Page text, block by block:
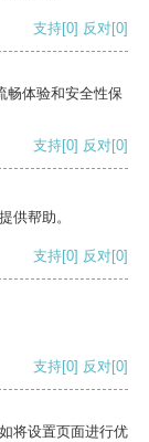
支持[0] 反对[0]
畅体验和安全性保
支持[0] 反对[0]
供帮助。
支持[0] 反对[0]
支持[0] 反对[0]
将设置页面进行优